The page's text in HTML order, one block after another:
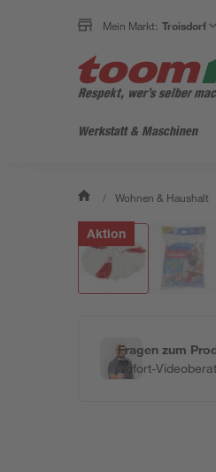
Mein Markt: Troisdorf
Werkstatt & Maschinen
/ Wohnen & Haushalt
Aktion
Fragen zum
Sofort-